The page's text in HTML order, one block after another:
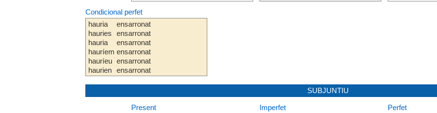
Condicional perfet
hauria
hauries
hauria
hauríem
hauríeu
haurien
ensarronat
ensarronat
ensarronat
ensarronat
ensarronat
ensarronat
SUBJUNTIU
Present
Imperfet
Perfet